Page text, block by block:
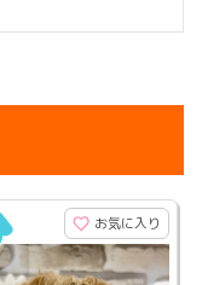
お気に入り